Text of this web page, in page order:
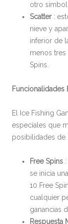
otro
Scatter :
nieve y
inferior de
menos tres
Spins.
Funcionalidades
El Ice Fishing
especiales que
posibilidades de
Free Spins
se inicia
10 Free
cualquier
ganancias
Respuesta